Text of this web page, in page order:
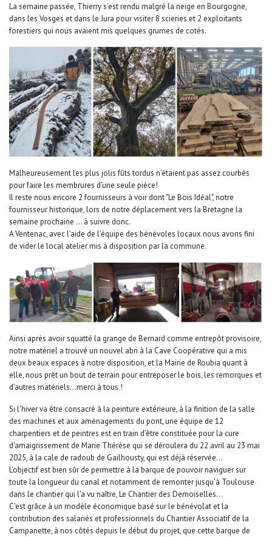
La semaine passée, Thierry s’est rendu malgré la neige en Bourgogne,
dans les Vosges et dans le Jura pour visiter 8 scieries et 2 exploitants
forestiers qui nous avaient mis quelques grumes de cotés.
Malheureusement les plus jolis fûts tordus n'étaient pas assez courbés
pour faire les membrures d’une seule pièce!
Il reste nous encore 2 fournisseurs à voir dont "Le Bois Idéal", notre
fournisseur historique, lors de notre déplacement vers la Bretagne la
semaine prochaine ... à suivre donc.
A Ventenac, avec l’aide de l’équipe des bénévoles locaux nous avons fini
de vider le local atelier mis à disposition par la commune.
Ainsi après avoir squatté la grange de Bernard comme entrepôt provisoire,
notre matériel a trouvé un nouvel abri à la Cave Coopérative qui a mis
deux beaux espaces à notre disposition, et la Mairie de Roubia quant à
elle, nous prêt un bout de terrain pour entreposer le bois, les remorques et
d’autres matériels...merci à tous !
Si l'hiver va être consacré à la peinture extérieure, à la finition de la salle
des machines et aux aménagements du pont, une équipe de 12
charpentiers et de peintres est en train d’être constituée pour la cure
d'amaigrissement de Marie Thérèse qui se déroulera du 22 avril au 23 mai
2025, à la cale de radoub de Gailhousty, qui est déjà réservée...
L'objectif est bien sûr de permettre à la barque de pouvoir naviguer sur
toute la longueur du canal et notamment de remonter jusqu’à Toulouse
dans le chantier qui l’a vu naître, Le Chantier des Demoiselles...
C'est grâce à un modèle économique basé sur le bénévolat et la
contribution des salariés et professionnels du Chantier Associatif de la
Campanette, à nos côtés depuis le début du projet, que cette barque de